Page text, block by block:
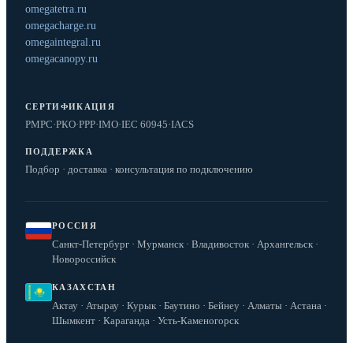
omegatetra.ru
omegacharge.ru
omegaintegral.ru
omegacanopy.ru
СЕРТИФИКАЦИЯ
РМРС·РКО·РРР·IMO·IEC 60945·IACS
ПОДДЕРЖКА
Подбор · доставка · консультация по подключению
РОССИЯ
Санкт-Петербург · Мурманск · Владивосток · Архангельск ·
Новороссийск
КАЗАХСТАН
Актау · Атырау · Курык · Баутино · Бейнеу · Алматы · Астана ·
Шымкент · Караганда · Усть-Каменогорск